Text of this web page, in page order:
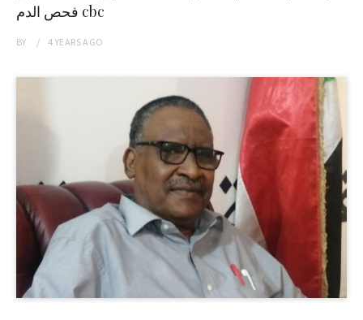
فحص الدم cbc
BY 4 YEARSAGO